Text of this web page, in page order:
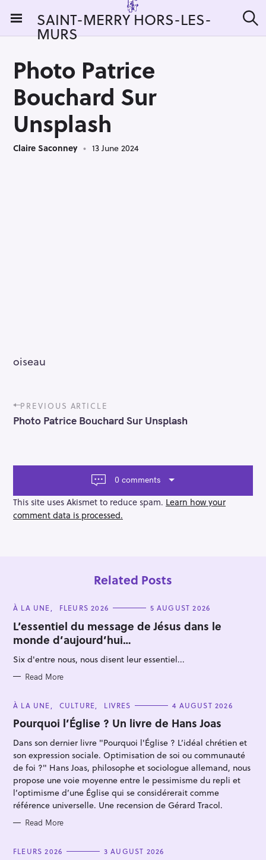
i
SAINT-MERRY HORS-LES-
MURS e
Photo Patrice
Bouchard Sur
Unsplash
Claire Saconney 13 June 2024
oiseau
P
o
s
a
g
a
t
PREVIOUS ARTICLE
Photo Patrice Bouchard Sur Unsplash
0 comments
This site uses Akismet to reduce spam. Learn how your
comment data is processed.
Related Posts
C
T
E
G
O
I
S
À LA UNE FLEURS 2026 5 AUGUST 2026
L’essentiel du message de Jésus dans le
monde d’aujourd’hui…
Six d'entre nous, nous disent leur essentiel...
Read More
C
T
E
O
I
E
S
À LA UNE CULTURE LIVRES 4 AUGUST 2026
Pourquoi l’Église ? Un livre de Hans Joas
Dans son dernier livre "Pourquoi l'Église ? L’idéal chrétien et
son expression sociale. Optimisation de soi ou communauté
de foi ?" Hans Joas, philosophe et sociologue allemand, nous
propose une voie moyenne entre le pessimisme du repli et
l’optimisme d’une Église qui se considérerait comme
référence universelle. Une recension de Gérard Tracol.
Read More
C
FLEURS 2026 3 AUGUST 2026
S
e
r
c
h
f
o
r
: